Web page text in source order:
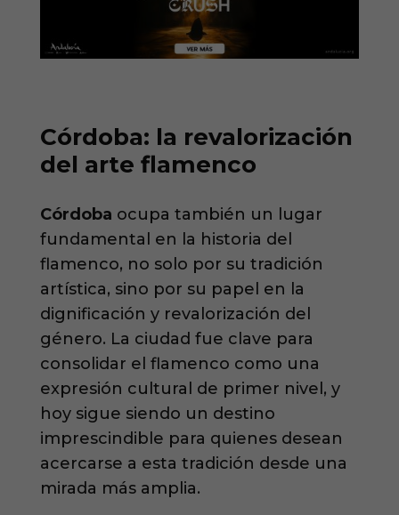
Córdoba: la revalorización
del arte flamenco
Córdoba ocupa también un lugar
fundamental en la historia del
flamenco, no solo por su tradición
artística, sino por su papel en la
dignificación y revalorización del
género. La ciudad fue clave para
consolidar el flamenco como una
expresión cultural de primer nivel, y
hoy sigue siendo un destino
imprescindible para quienes desean
acercarse a esta tradición desde una
mirada más amplia.